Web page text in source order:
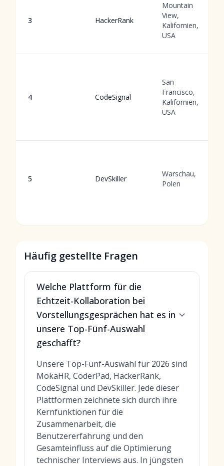
3 HackerRank
Mountain
View,
Kalifornien,
USA
4 CodeSignal
San
Francisco,
Kalifornien,
USA
5 DevSkiller
Warschau,
Polen
Häufig gestellte Fragen
Welche Plattform für die
Echtzeit-Kollaboration bei
Vorstellungsgesprächen hat es in
unsere Top-Fünf-Auswahl
geschafft?
Unsere Top-Fünf-Auswahl für 2026 sind
MokaHR, CoderPad, HackerRank,
CodeSignal und DevSkiller. Jede dieser
Plattformen zeichnete sich durch ihre
Kernfunktionen für die
Zusammenarbeit, die
Benutzererfahrung und den
Gesamteinfluss auf die Optimierung
technischer Interviews aus. In jüngsten